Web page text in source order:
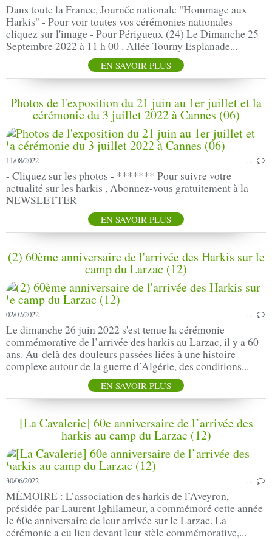
Dans toute la France, Journée nationale "Hommage aux
Harkis" - Pour voir toutes vos cérémonies nationales
cliquez sur l'image - Pour Périgueux (24) Le Dimanche 25
Septembre 2022 à 11 h 00 . Allée Tourny Esplanade...
EN SAVOIR PLUS
Photos de l'exposition du 21 juin au 1er juillet et la
cérémonie du 3 juillet 2022 à Cannes (06)
11/08/2022 …
- Cliquez sur les photos - ******* Pour suivre votre
actualité sur les harkis , Abonnez-vous gratuitement à la
NEWSLETTER
EN SAVOIR PLUS
(2) 60ème anniversaire de l'arrivée des Harkis sur le
camp du Larzac (12)
02/07/2022 …
Le dimanche 26 juin 2022 s'est tenue la cérémonie
commémorative de l’arrivée des harkis au Larzac, il y a 60
ans. Au-delà des douleurs passées liées à une histoire
complexe autour de la guerre d’Algérie, des conditions...
EN SAVOIR PLUS
[La Cavalerie] 60e anniversaire de l’arrivée des
harkis au camp du Larzac (12)
30/06/2022 …
MÉMOIRE : L’association des harkis de l’Aveyron,
présidée par Laurent Ighilameur, a commémoré cette année
le 60e anniversaire de leur arrivée sur le Larzac. La
cérémonie a eu lieu devant leur stèle commémorative,...